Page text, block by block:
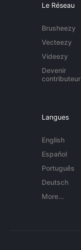
Le Réseau
Brusheezy
Vecteezy
Videezy
Devenir
contributeur
Langues
English
Español
Português
Deutsch
More...